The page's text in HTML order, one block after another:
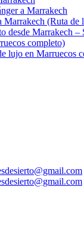
a Marrakech
Marrakech (Ruta de
desde Marrakech –
completo)
lujo en Marruecos